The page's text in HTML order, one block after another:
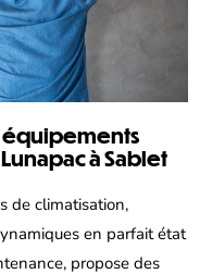
équipements
à Sablet
de climatisation,
en parfait état
propose des